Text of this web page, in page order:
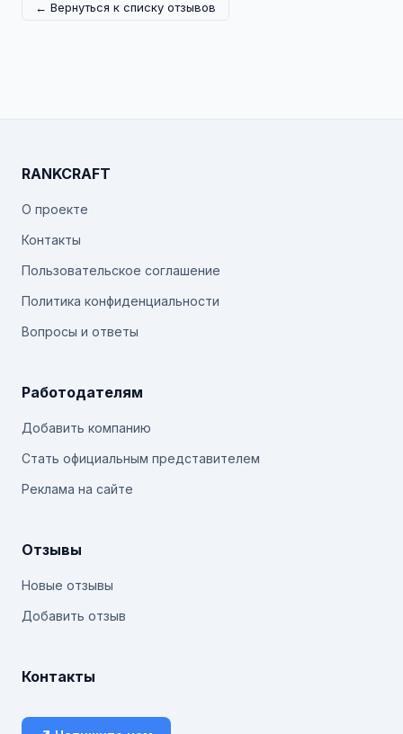
← Вернуться к списку отзывов
RANKCRAFT
О проекте
Контакты
Пользовательское соглашение
Политика конфиденциальности
Вопросы и ответы
Работодателям
Добавить компанию
Стать официальным представителем
Реклама на сайте
Отзывы
Новые отзывы
Добавить отзыв
Контакты